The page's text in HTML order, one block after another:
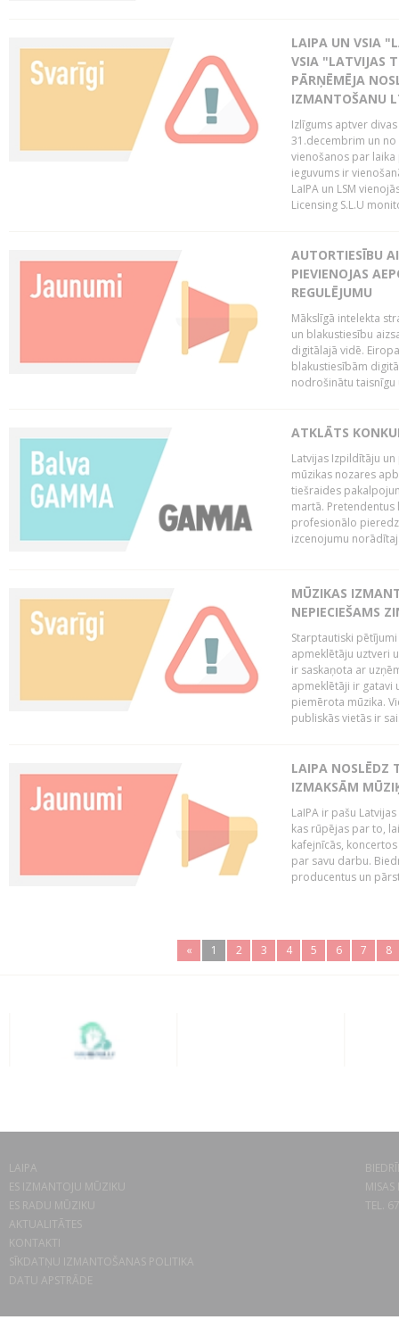
LAIPA UN VSIA
VSIA "LATVIJAS
PĀRŅĒMĒJA
IZMANTOŠANU
Izlīgums aptver
31.decembrim un no
vienošanos par
ieguvums ir
LaIPA un LSM
Licensing S.L.U
AUTORTIESĪBU
PIEVIENOJAS
REGULĒJUMU
Mākslīgā intelekta
un blakustiesību
digitālajā vidē.
blakustiesībām
nodrošinātu taisnīgu
ATKLĀTS
Latvijas Izpildītāju
mūzikas nozares
tiešraides
martā. Pretendentus
profesionālo
izcenojumu
MŪZIKAS
NEPIECIEŠAMS
Starptautiski
apmeklētāju uztveri
ir saskaņota ar
apmeklētāji ir gatavi
piemērota mūzika.
publiskās vietās ir
LAIPA NOSLĒDZ
IZMAKSĀM
LaIPA ir pašu
kas rūpējas par to,
kafejnīcās,
par savu darbu.
producentus un
« 1 2 3 4 5 6 7 8
LAIPA
ES IZMANTOJU MŪZIKU
ES RADU MŪZIKU
AKTUALITĀTES
KONTAKTI
SĪKDATŅU IZMANTOŠANAS POLITIKA
DATU APSTRĀDE
TEL.